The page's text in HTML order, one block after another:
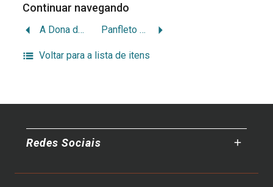
Continuar navegando
A Dona de Casa Panfleto “Vou plantar uma árvore”
Voltar para a lista de itens
Redes Sociais